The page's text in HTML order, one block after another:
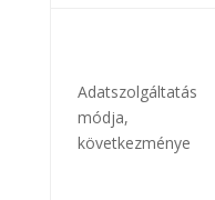
Adatszolgáltatás
módja,
következménye